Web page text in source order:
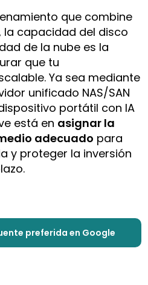
que combine
la capacidad del disco
de la nube es la
que tu
Ya sea mediante
unificado NAS/SAN
portátil con IA
está en asignar la
adecuado para
y proteger la inversión
preferida en Google